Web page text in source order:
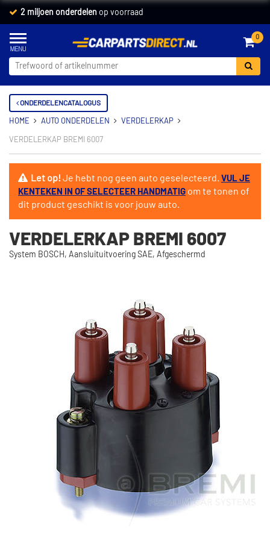
2 miljoen onderdelen op voorraad
0
ONDERDELENCATALOGUS
HOME AUTO ONDERDELEN VERDELERKAP
VERDELERKAP BREMI 6007
Let op!Je hebt nog geen auto geselecteerd. VUL JE
KENTEKEN IN OF SELECTEER HANDMATIG om te tonen of
dit product geschikt is voor jouw auto.
VERDELERKAP BREMI 6007
System BOSCH, Aansluituitvoering SAE, Afgeschermd